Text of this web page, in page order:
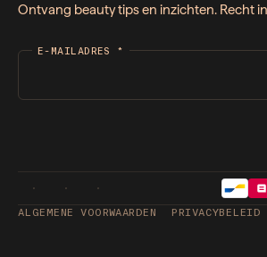
Ontvang beauty tips en inzichten. Recht
E-MAILADRES *
ALGEMENE VOORWAARDEN PRIVACYBELEID